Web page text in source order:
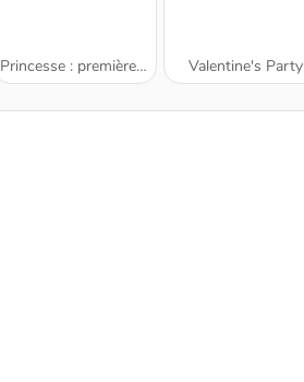
Princesse : première fête Valentine's Party